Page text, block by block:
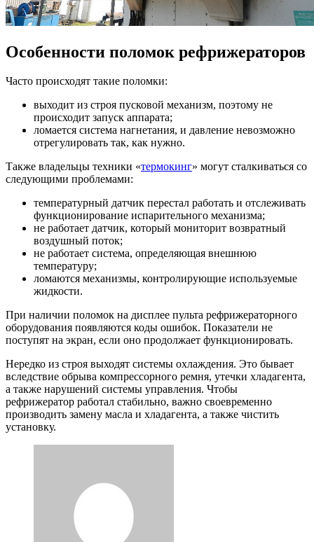
Особенности поломок рефрижераторов
Часто происходят такие поломки:
выходит из строя пусковой механизм, поэтому не
происходит запуск аппарата;
ломается система нагнетания, и давление невозможно
отрегулировать так, как нужно.
Также владельцы техники «термокинг» могут сталкиваться со
следующими проблемами:
температурный датчик перестал работать и отслеживать
функционирование испарительного механизма;
не работает датчик, который мониторит возвратный
воздушный поток;
не работает система, определяющая внешнюю
температуру;
ломаются механизмы, контролирующие используемые
жидкости.
При наличии поломок на дисплее пульта рефрижераторного
оборудования появляются коды ошибок. Показатели не
поступят на экран, если оно продолжает функционировать.
Нередко из строя выходят системы охлаждения. Это бывает
вследствие обрыва компрессорного ремня, утечки хладагента,
а также нарушений системы управления. Чтобы
рефрижератор работал стабильно, важно своевременно
производить замену масла и хладагента, а также чистить
установку.